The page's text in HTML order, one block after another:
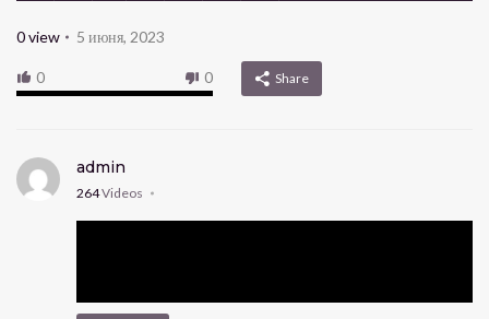
0view 5 июня, 2023
0 0 Share
admin
264Videos